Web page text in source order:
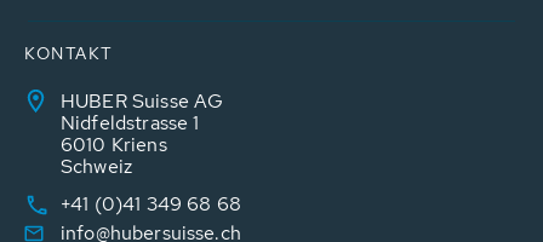
KONTAKT
HUBER Suisse AG
Nidfeldstrasse 1
6010 Kriens
Schweiz
+41 (0)41 349 68 68
info@hubersuisse.ch